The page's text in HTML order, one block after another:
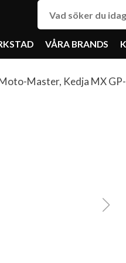
VÅRA BRANDS
Master, Kedja MX